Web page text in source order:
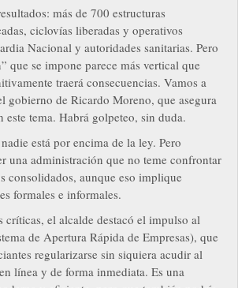
más de 700 estructuras
ciclovías liberadas y operativos
Nacional y autoridades sanitarias. Pero
que se impone parece más vertical que
traerá consecuencias. Vamos a
gobierno de Ricardo Moreno, que asegura
este tema. Habrá golpeteo, sin duda.
está por encima de la ley. Pero
una administración que no teme confrontar
consolidados, aunque eso implique
formales e informales.
críticas, el alcalde destacó el impulso al
de Apertura Rápida de Empresas), que
regularizarse sin siquiera acudir al
línea y de forma inmediata. Es una